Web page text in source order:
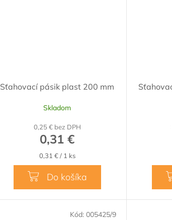
Sťahovací pásik plast 200 mm
Skladom
0,25 € bez DPH
0,31 €
Jednotková
cena:
0,31 € / 1 ks
Do košíka
Kód: 005425/9